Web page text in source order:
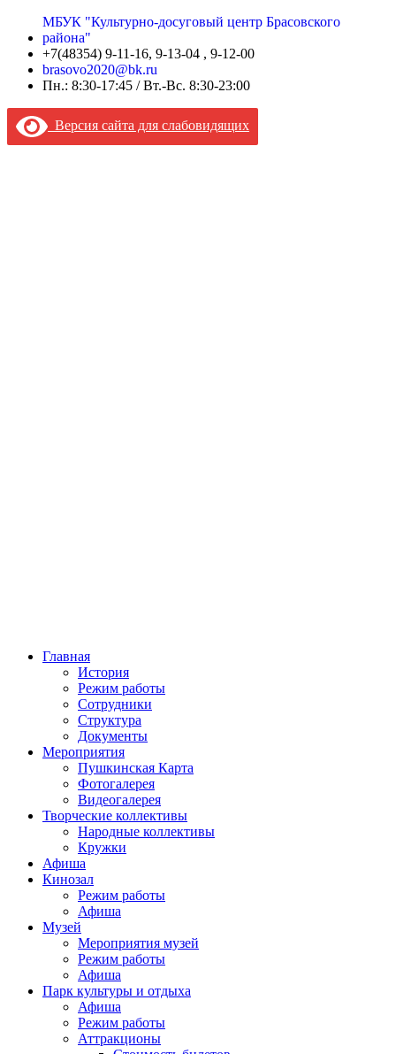
МБУК "Культурно-досуговый центр Брасовского
района"
+7(48354) 9-11-16, 9-13-04 , 9-12-00
brasovo2020@bk.ru
Пн.: 8:30-17:45 / Вт.-Вс. 8:30-23:00
Версия сайта для слабовидящих
Главная
История
Режим работы
Сотрудники
Структура
Документы
Мероприятия
Пушкинская Карта
Фотогалерея
Видеогалерея
Творческие коллективы
Народные коллективы
Кружки
Афиша
Кинозал
Режим работы
Афиша
Музей
Мероприятия музей
Режим работы
Афиша
Парк культуры и отдыха
Афиша
Режим работы
Аттракционы